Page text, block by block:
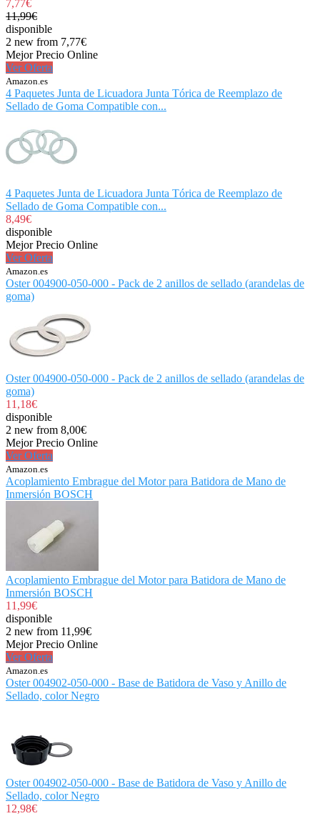
7,77€
11,99€
disponible
2 new from 7,77€
Mejor Precio Online
Ver Oferta
Amazon.es
4 Paquetes Junta de Licuadora Junta Tórica de Reemplazo de
Sellado de Goma Compatible con...
4 Paquetes Junta de Licuadora Junta Tórica de Reemplazo de
Sellado de Goma Compatible con...
8,49€
disponible
Mejor Precio Online
Ver Oferta
Amazon.es
Oster 004900-050-000 - Pack de 2 anillos de sellado (arandelas de
goma)
Oster 004900-050-000 - Pack de 2 anillos de sellado (arandelas de
goma)
11,18€
disponible
2 new from 8,00€
Mejor Precio Online
Ver Oferta
Amazon.es
Acoplamiento Embrague del Motor para Batidora de Mano de
Inmersión BOSCH
Acoplamiento Embrague del Motor para Batidora de Mano de
Inmersión BOSCH
11,99€
disponible
2 new from 11,99€
Mejor Precio Online
Ver Oferta
Amazon.es
Oster 004902-050-000 - Base de Batidora de Vaso y Anillo de
Sellado, color Negro
Oster 004902-050-000 - Base de Batidora de Vaso y Anillo de
Sellado, color Negro
12,98€